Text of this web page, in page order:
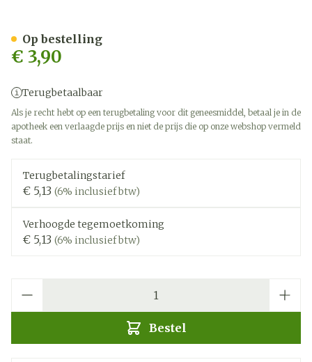
€ 3,90
Terugbetaalbaar
Als je recht hebt op een terugbetaling voor dit geneesmiddel, betaal je in de
apotheek een verlaagde prijs en niet de prijs die op onze webshop vermeld
staat.
Terugbetalingstarief
€ 5,13 (6% inclusief btw)
Verhoogde tegemoetkoming
€ 5,13 (6% inclusief btw)
Bestel
Op bestelling